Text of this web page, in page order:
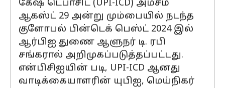
கேஷ் டெபாசிட் (UPI-ICD) அம்சம்
ஆகஸ்ட் 29 அன்று மும்பையில் நடந்த
குளோபல் பின்டெக் பெஸ்ட் 2024 இல்
ஆர்பிஐ துணை ஆளுநர் டி. ரபி
சங்கரால் அறிமுகப்படுத்தப்பட்டது.
என்பிசிஐயின் படி, UPI-ICD ஆனது
வாடிக்கையாளரின் யுபிஐ, மெய்நிகர்